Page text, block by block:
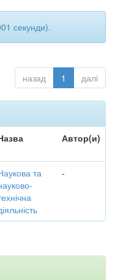
секунди).
назад 1 далі
Автор(и)
та
-